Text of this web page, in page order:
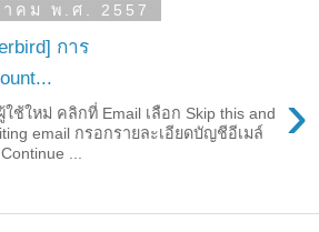
คม พ.ศ. 2557
การ
›
ช้ใหม่ คลิกที่ Email เลือก Skip this and
email กรอกรายละเอียดบัญชีอีเมล์
...